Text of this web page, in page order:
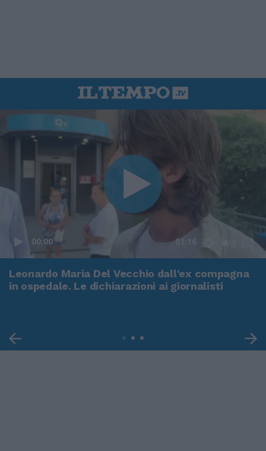
00:00 01:16
Leonardo Maria Del Vecchio dall'ex compagna
in ospedale. Le dichiarazioni ai giornalisti